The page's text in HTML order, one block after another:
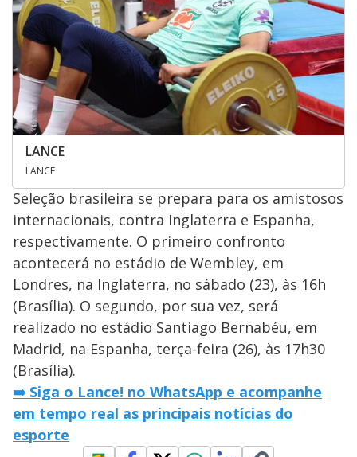
LANCE
LANCE
Seleção brasileira se prepara para os amistosos
internacionais, contra Inglaterra e Espanha,
respectivamente. O primeiro confronto
acontecerá no estádio de Wembley, em
Londres, na Inglaterra, no sábado (23), às 16h
(Brasília). O segundo, por sua vez, será
realizado no estádio Santiago Bernabéu, em
Madrid, na Espanha, terça-feira (26), às 17h30
(Brasília).
➡️ Siga o Lance! no WhatsApp e acompanhe
em tempo real as principais notícias do
esporte